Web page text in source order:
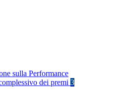
sulla Performance
dei premi 3